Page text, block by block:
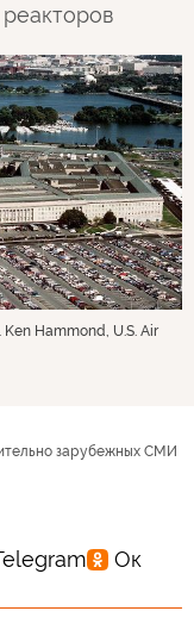
Hammond, U.S. Air
зарубежных СМИ